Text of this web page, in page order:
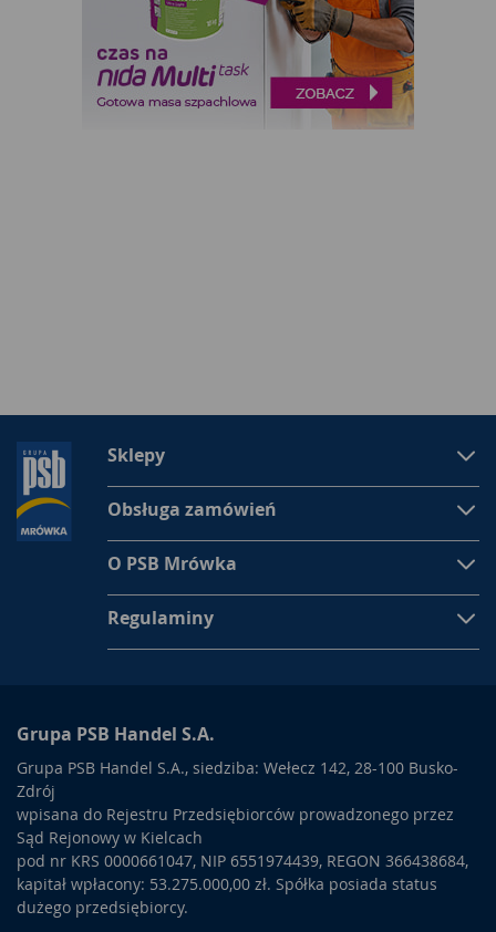
Sklepy
Obsługa zamówień
O PSB Mrówka
Regulaminy
Grupa PSB Handel S.A.
Grupa PSB Handel S.A., siedziba: Wełecz 142, 28-100 Busko-
Zdrój
wpisana do Rejestru Przedsiębiorców prowadzonego przez
Sąd Rejonowy w Kielcach
pod nr KRS 0000661047, NIP 6551974439, REGON 366438684,
kapitał wpłacony: 53.275.000,00 zł. Spółka posiada status
dużego przedsiębiorcy.